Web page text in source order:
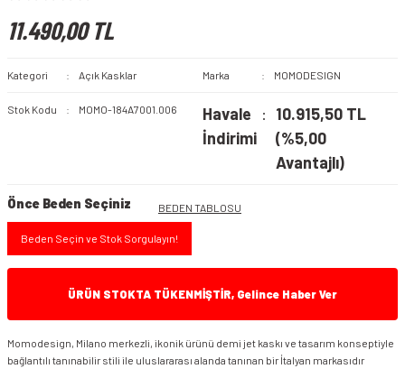
11.490,00 TL
Kategori Açık Kasklar Marka MOMODESIGN
Stok Kodu MOMO-184A7001.006
Havale
İndirimi
10.915,50 TL
(%5,00
Avantajlı)
Önce Beden Seçiniz BEDEN TABLOSU
Beden Seçin ve Stok Sorgulayın!
ÜRÜN STOKTA TÜKENMİŞTİR, Gelince Haber Ver
Momodesign, Milano merkezli, ikonik ürünü demi jet kaskı ve tasarım konseptiyle
bağlantılı tanınabilir stili ile uluslararası alanda tanınan bir İtalyan markasıdır